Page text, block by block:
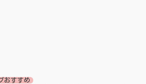
おすすめ